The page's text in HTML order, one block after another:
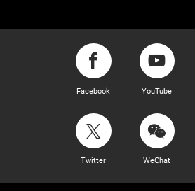
Facebook YouTube
Twitter WeChat